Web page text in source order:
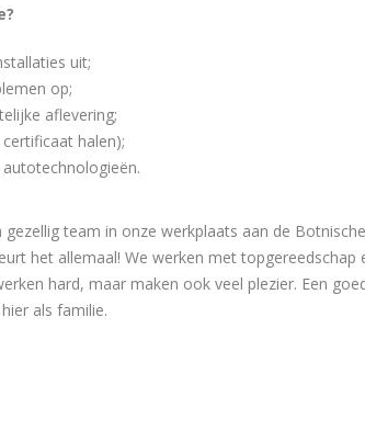
uit;
op;
aflevering;
halen);
gezellig team in onze werkplaats aan de
het allemaal! We werken met
hard, maar maken ook veel plezier. Een
als familie.